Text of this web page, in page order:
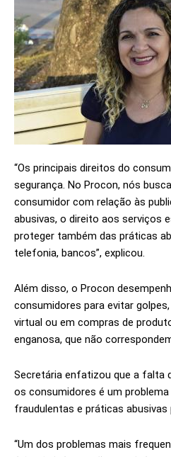
“Os principais direitos do
segurança. No Procon, nós
consumidor com relação às
abusivas, o direito aos serviços
proteger também das práticas
telefonia, bancos”, explicou.
Além disso, o Procon
consumidores para evitar
virtual ou em compras de
enganosa, que não
Secretária enfatizou que a falta
os consumidores é um
fraudulentas e práticas
“Um dos problemas mais